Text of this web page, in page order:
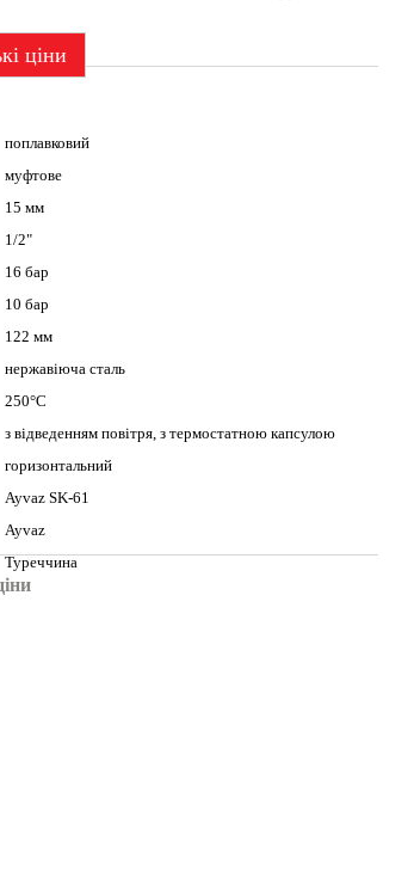
ціни
поплавковий
муфтове
15 мм
1/2"
16 бар
10 бар
122 мм
нержавіюча сталь
250°С
з відведенням повітря, з термостатною капсулою
горизонтальний
Ayvaz SK-61
Ayvaz
Туреччина